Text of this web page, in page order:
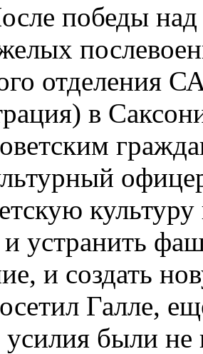
победы
отделения
в
устранить
и создать
Галле,
были не